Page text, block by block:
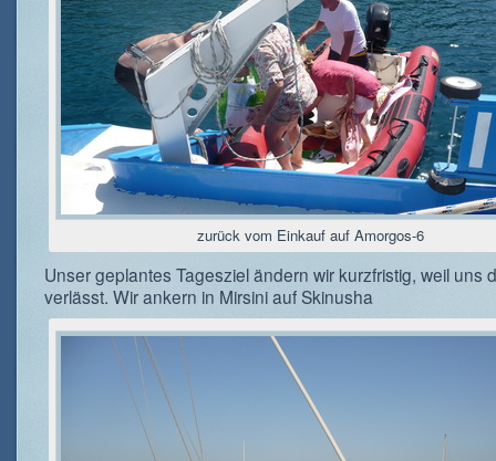
zurück vom Einkauf auf Amorgos-6
Unser geplantes Tagesziel ändern wir kurzfristig, weil uns
verlässt. Wir ankern in Mirsini auf Skinusha